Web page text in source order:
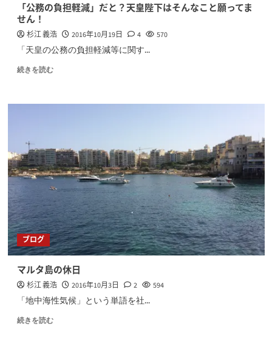
「公務の負担軽減」だと？天皇陛下はそんなこと願ってま
せん！
杉江 義浩 2016年10月19日 4 570
「天皇の公務の負担軽減等に関す...
続きを読む
ブログ
マルタ島の休日
杉江 義浩 2016年10月3日 2 594
「地中海性気候」という単語を社...
続きを読む